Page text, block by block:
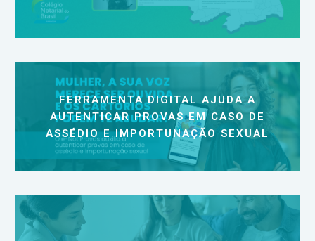
FERRAMENTA DIGITAL AJUDA A
AUTENTICAR PROVAS EM CASO DE
ASSÉDIO E IMPORTUNAÇÃO SEXUAL